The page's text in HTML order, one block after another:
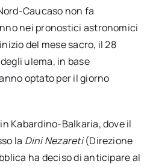
Caucaso non fa
nei pronostici astronomici
del mese sacro, il 28
ulema, in base
optato per il giorno
Kabardino-Balkaria, dove il
la Dini Nezareti(Direzione
ha deciso di anticipare al